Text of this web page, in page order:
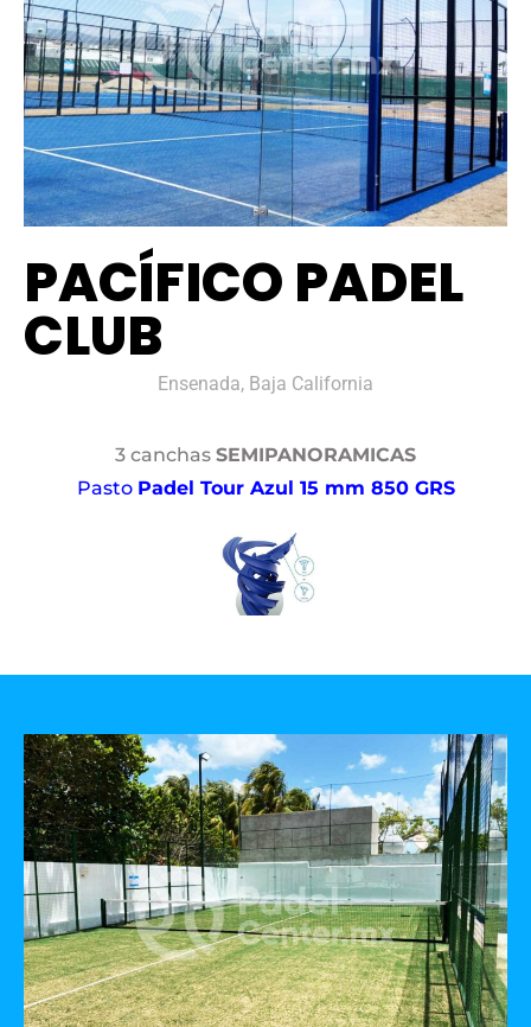
PACÍFICO PADEL
CLUB
Ensenada, Baja California
3 canchas SEMIPANORAMICAS
Pasto Padel Tour Azul 15 mm 850 GRS